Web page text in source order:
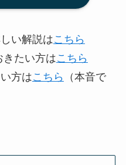
い解説はこちら
きたい方はこちら
方はこちら
（本音で